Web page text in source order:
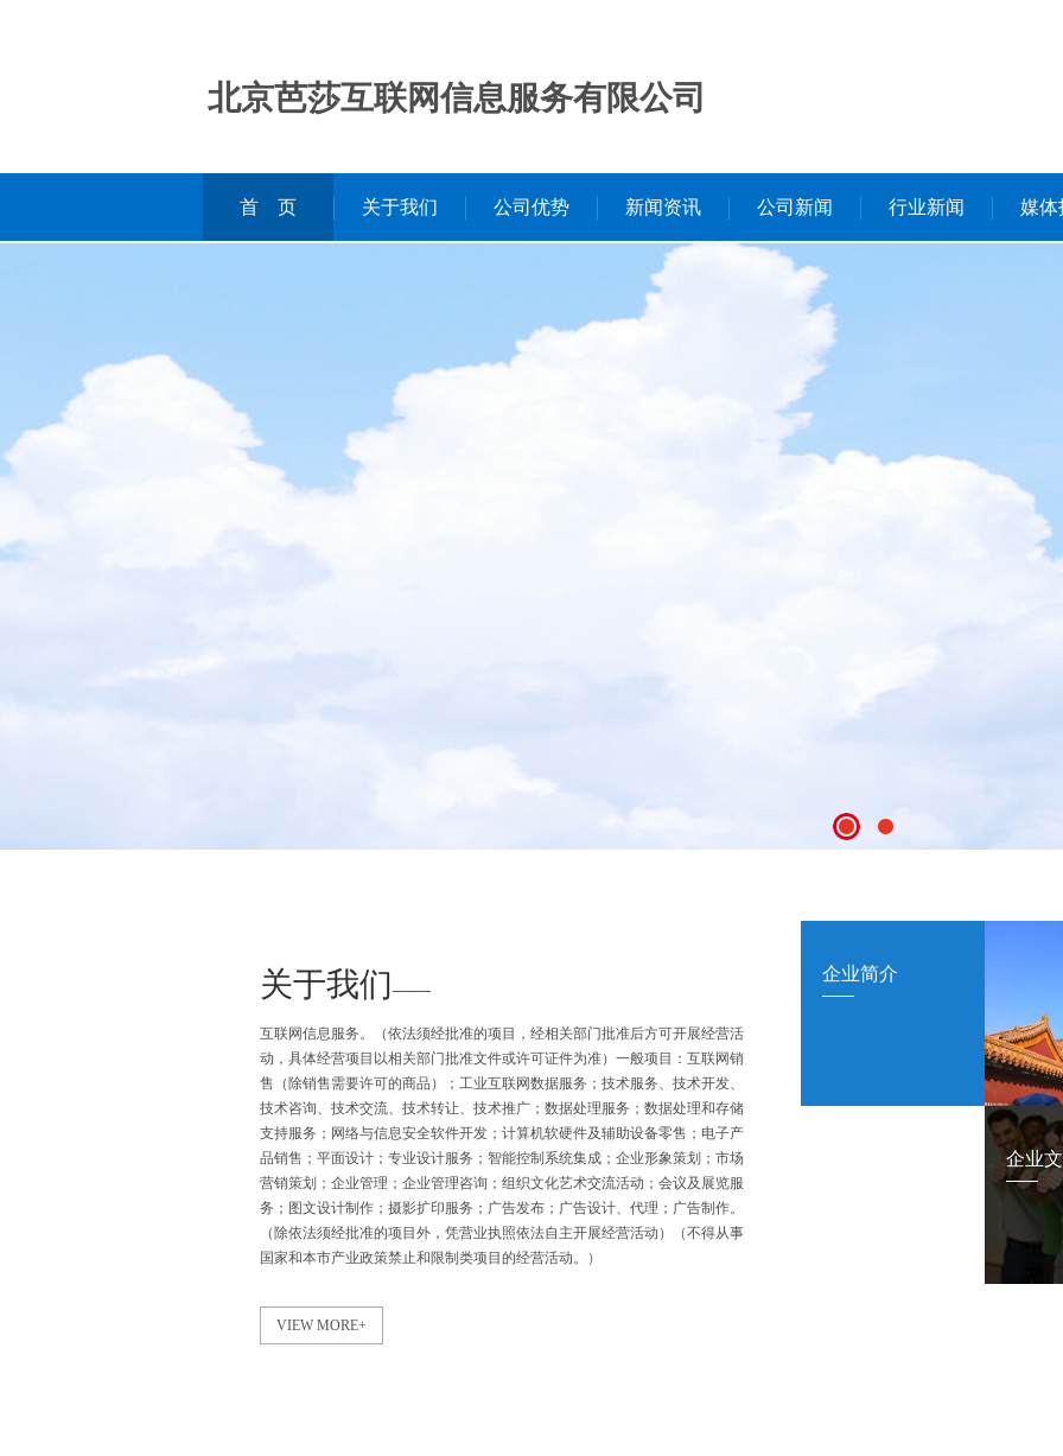
北京芭莎互联网信息服务有限公司
首 页 关于我们 公司优势 新闻资讯 公司新闻 行业新闻 媒体
关于我们——
互联网信息服务。（依法须经批准的项目，经相关部门批准后方可开展经营活
动，具体经营项目以相关部门批准文件或许可证件为准）一般项目：互联网销
售（除销售需要许可的商品）；工业互联网数据服务；技术服务、技术开发、
技术咨询、技术交流、技术转让、技术推广；数据处理服务；数据处理和存储
支持服务；网络与信息安全软件开发；计算机软硬件及辅助设备零售；电子产
品销售；平面设计；专业设计服务；智能控制系统集成；企业形象策划；市场
营销策划；企业管理；企业管理咨询；组织文化艺术交流活动；会议及展览服
务；图文设计制作；摄影扩印服务；广告发布；广告设计、代理；广告制作。
（除依法须经批准的项目外，凭营业执照依法自主开展经营活动）（不得从事
国家和本市产业政策禁止和限制类项目的经营活动。）
VIEW MORE+
企业简介
企业